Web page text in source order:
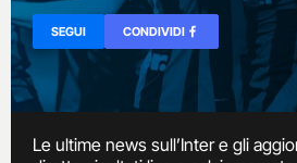
SEGUI CONDIVIDI
Le ultime news sull’Inter e gli